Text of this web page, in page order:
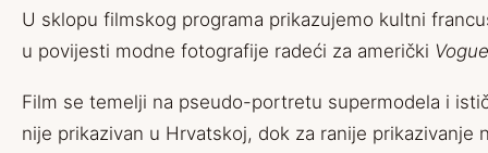
U sklopu filmskog programa prikazujemo kultni
u povijesti modne fotografije radeći za američki Vogue
Film se temelji na pseudo-portretu supermodela i
nije prikazivan u Hrvatskoj, dok za ranije prikazivanje